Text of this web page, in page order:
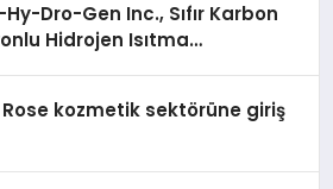
Dro-Gen Inc., Sıfır Karbon
Hidrojen Isıtma
kozmetik sektörüne giriş